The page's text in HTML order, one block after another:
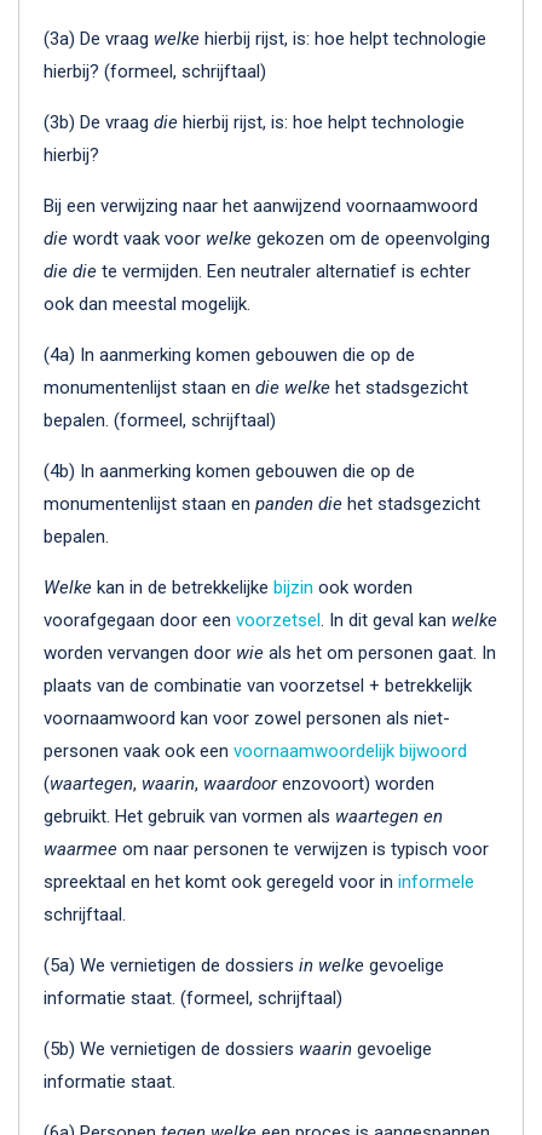
(3a) De vraag welke hierbij rijst, is: hoe helpt technologie
hierbij? (formeel, schrijftaal)
(3b) De vraag die hierbij rijst, is: hoe helpt technologie
hierbij?
Bij een verwijzing naar het aanwijzend voornaamwoord
die wordt vaak voor welke gekozen om de opeenvolging
die die te vermijden. Een neutraler alternatief is echter
ook dan meestal mogelijk.
(4a) In aanmerking komen gebouwen die op de
monumentenlijst staan en die welke het stadsgezicht
bepalen. (formeel, schrijftaal)
(4b) In aanmerking komen gebouwen die op de
monumentenlijst staan en panden die het stadsgezicht
bepalen.
Welke kan in de betrekkelijke bijzin ook worden
voorafgegaan door een voorzetsel. In dit geval kan welke
worden vervangen door wie als het om personen gaat. In
plaats van de combinatie van voorzetsel + betrekkelijk
voornaamwoord kan voor zowel personen als niet-
personen vaak ook een voornaamwoordelijk bijwoord
(waartegen, waarin, waardoorenzovoort) worden
gebruikt. Het gebruik van vormen als waartegen en
waarmee om naar personen te verwijzen is typisch voor
spreektaal en het komt ook geregeld voor in informele
schrijftaal.
(5a) We vernietigen de dossiers in welke gevoelige
informatie staat. (formeel, schrijftaal)
(5b) We vernietigen de dossiers waarin gevoelige
informatie staat.